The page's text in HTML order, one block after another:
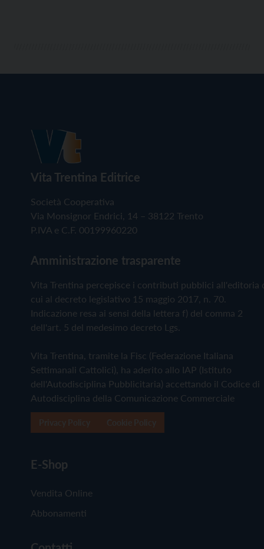
Vita Trentina Editrice
Società Cooperativa
Via Monsignor Endrici, 14 – 38122 Trento
P.IVA e C.F. 00199960220
Amministrazione trasparente
Vita Trentina percepisce i contributi pubblici all'editoria
cui al decreto legislativo 15 maggio 2017, n. 70.
Indicazione resa ai sensi della lettera f) del comma 2
dell'art. 5 del medesimo decreto Lgs.
Vita Trentina, tramite la Fisc (Federazione Italiana
Settimanali Cattolici), ha aderito allo IAP (Istituto
dell'Autodisciplina Pubblicitaria) accettando il Codice di
Autodisciplina della Comunicazione Commerciale
E-Shop
Vendita Online
Abbonamenti